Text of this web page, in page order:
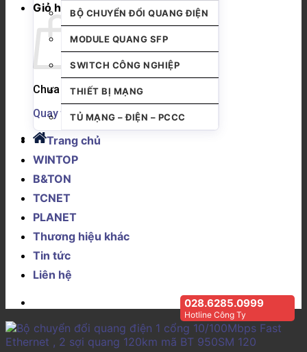
Giỏ hàng
Chưa có sản phẩm trong giỏ hàng.
Quay trở lại cửa hàng
BỘ CHUYỂN ĐỔI QUANG ĐIỆN
MODULE QUANG SFP
SWITCH CÔNG NGHIỆP
THIẾT BỊ MẠNG
TỦ MẠNG – ĐIỆN – PCCC
Trang chủ
WINTOP
B&TON
TCNET
PLANET
Thương hiệu khác
Tin tức
Liên hệ
028.6285.0999
Hotline Công Ty